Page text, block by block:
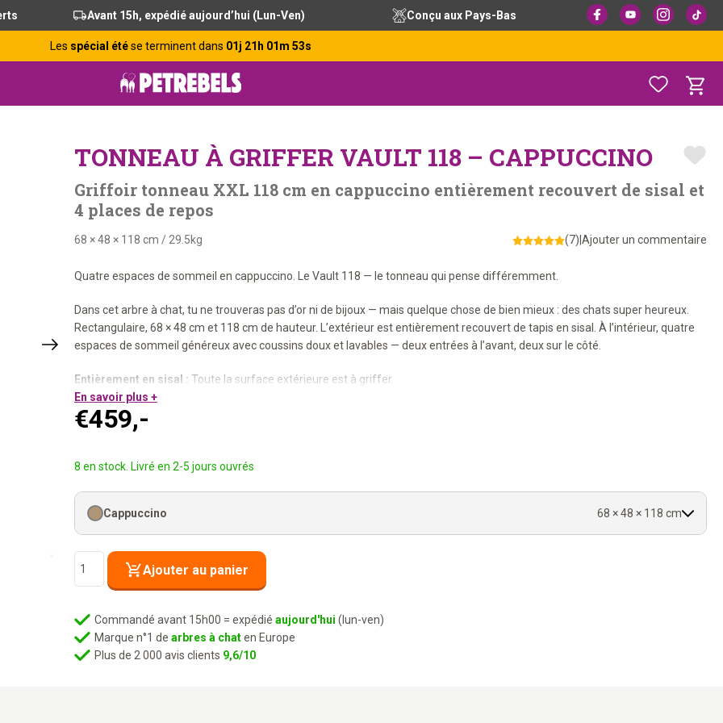
Avant 15h, expédié aujourd’hui (Lun-Ven) Conçu aux Pays-Bas
Les spécial étése terminent dans 01j 21h 01m 52s
TONNEAU À GRIFFER VAULT 118 – CAPPUCCINO
Griffoir tonneau XXL 118 cm en cappuccino entièrement recouvert de sisal et
4 places de repos
68 × 48 × 118 cm / 29.5kg (7) Ajouter un commentaire
Quatre espaces de sommeil en cappuccino. Le Vault 118 — le tonneau qui pense différemment.
Dans cet arbre à chat, tu ne trouveras pas d’or ni de bijoux — mais quelque chose de bien mieux : des chats super heureux.
Rectangulaire, 68 × 48 cm et 118 cm de hauteur. L’extérieur est entièrement recouvert de tapis en sisal. À l’intérieur, quatre
espaces de sommeil généreux avec coussins doux et lavables — deux entrées à l’avant, deux sur le côté.
Entièrement en sisal : Toute la surface extérieure est à griffer.
Quatre espaces de sommeil :
Deux entrées à l’avant + deux sur le côté :
Coussins lavables amovibles :
Chaleureux, généreux, quatre endroits pour rêver.
En savoir plus +
€459,-
8 en stock. Livré en 2-5 jours ouvrés
Cappuccino 68 × 48 × 118 cm
quantité
de
Tonneau
griffer
Vault
Ajouter au panier
Commandé avant 15h00 = expédié aujourd'hui (lun-ven)
Marque n°1 de arbres à chaten Europe
Plus de 2 000 avis clients 9,6/10